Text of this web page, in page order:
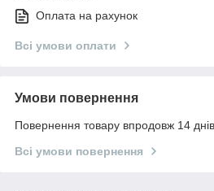
Оплата на рахунок
Всі умови оплати
Умови повернення
Повернення товару впродовж 14
Всі умови повернення